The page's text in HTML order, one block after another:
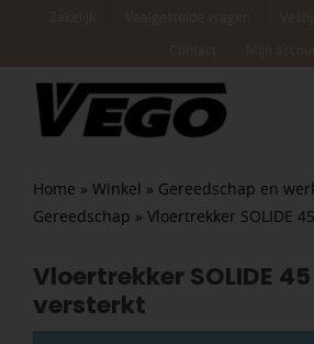
Home » Winkel » Gereedschap en
Gereedschap » Vloertrekker SOLIDE
Vloertrekker SOLIDE
versterkt